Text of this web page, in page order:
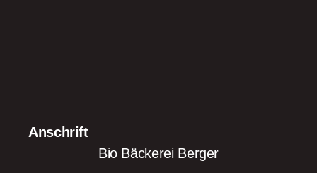
Anschrift
Bio Bäckerei Berger